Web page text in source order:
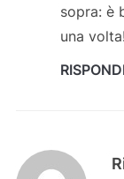
sopra: è
una volta!